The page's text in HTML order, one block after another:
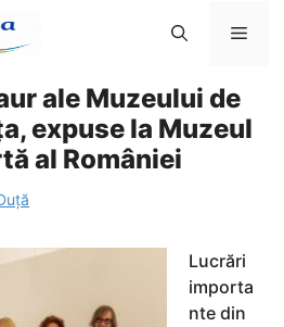
ale Muzeului de
expuse la Muzeul
al României
Lucrări
importa
nte din